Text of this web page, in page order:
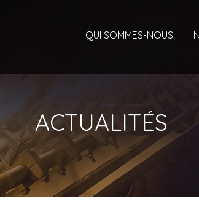
QUI SOMMES-NOUS
ACTUALITÉS